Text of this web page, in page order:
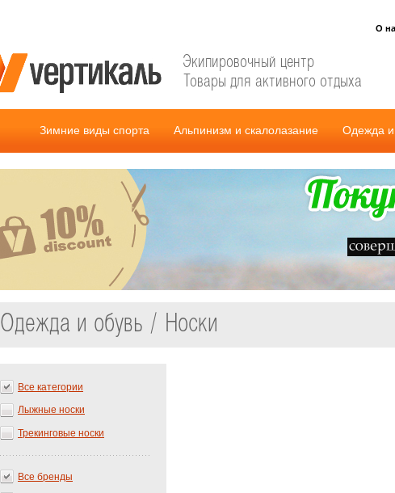
Экипировочный центр
Товары для активного отдыха
О
Зимние виды спорта Альпинизм и скалолазание Одежда и
Одежда и обувь / Носки
Все категории
Лыжные носки
Трекинговые носки
Все бренды